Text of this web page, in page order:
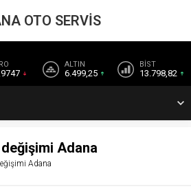
ALTIN
6.499,25
BİST
13.798,82
OTO SERVİS
Adana
Adana